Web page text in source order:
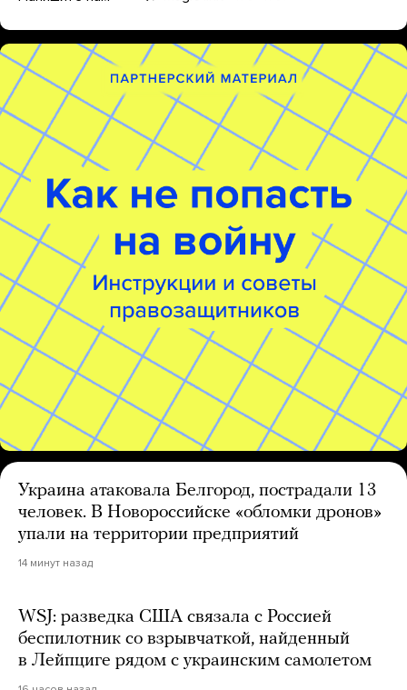
Украина атаковала Белгород, пострадали 13
человек. В Новороссийске «обломки дронов»
упали на территории предприятий
14 минут назад
WSJ: разведка США связала с Россией
беспилотник со взрывчаткой, найденный
в Лейпциге рядом с украинским самолетом